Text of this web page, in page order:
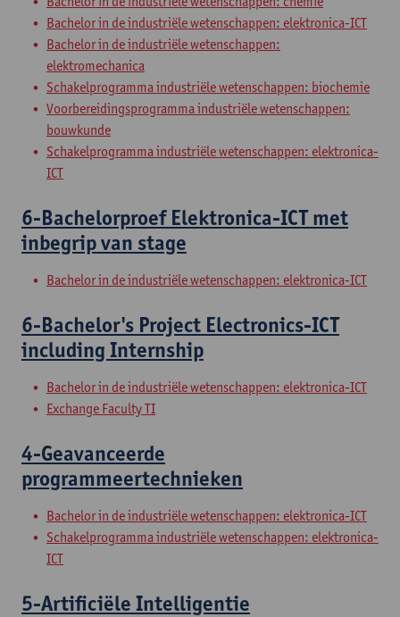
Bachelor in de industriële wetenschappen: elektronica-ICT
Bachelor in de industriële wetenschappen:
elektromechanica
Schakelprogramma industriële wetenschappen: biochemie
Voorbereidingsprogramma industriële wetenschappen:
bouwkunde
Schakelprogramma industriële wetenschappen: elektronica-
ICT
6-Bachelorproef Elektronica-ICT met
inbegrip van stage
Bachelor in de industriële wetenschappen: elektronica-ICT
6-Bachelor's Project Electronics-ICT
including Internship
Bachelor in de industriële wetenschappen: elektronica-ICT
Exchange Faculty TI
4-Geavanceerde
programmeertechnieken
Bachelor in de industriële wetenschappen: elektronica-ICT
Schakelprogramma industriële wetenschappen: elektronica-
ICT
5-Artificiële Intelligentie